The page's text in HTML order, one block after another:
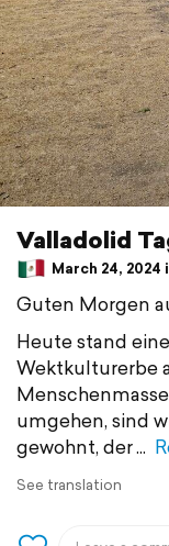
Valladolid
March 24, 2024
Guten Morgen
Heute stand
Wektkulturerbe
umgehen, sind
gewohnt, der
See translation